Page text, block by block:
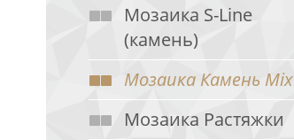
Мозаика S-Line
(камень)
Мозаика Камень Mix
Мозаика Растяжки